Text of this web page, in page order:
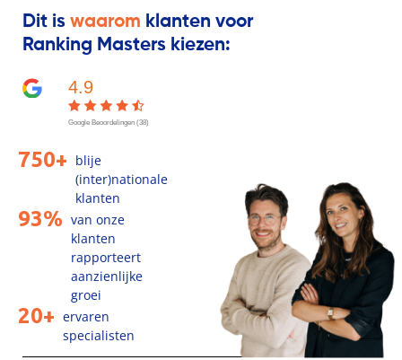
Dit is waarom klanten voor
Ranking Masters kiezen:
Google Beoordelingen (38)
4.9
750+ blije
(inter)nationale
klanten
93% van onze
klanten
rapporteert
aanzienlijke
groei
20+ ervaren
specialisten